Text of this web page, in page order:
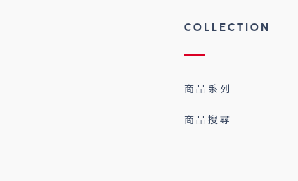
COLLECTION
商品系列
商品搜尋